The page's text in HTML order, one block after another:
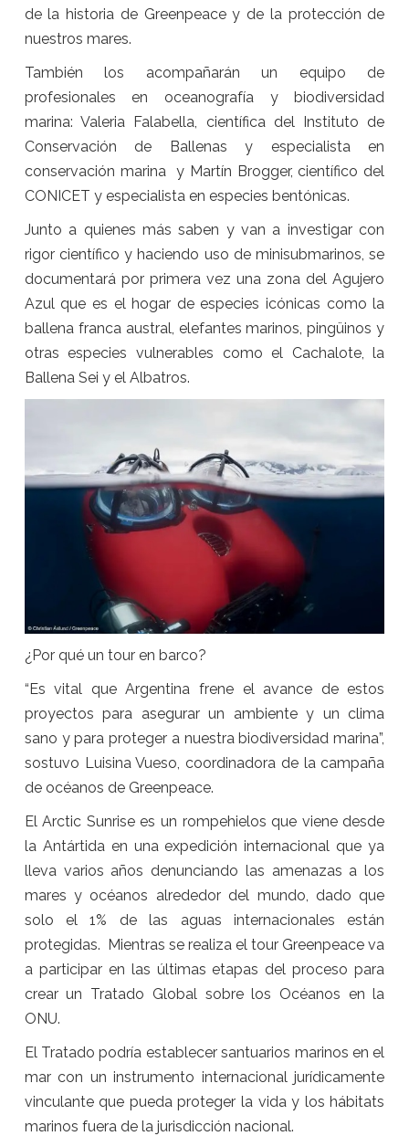
de la historia de Greenpeace y de la protección de
nuestros mares.
También los acompañarán un equipo de
profesionales en oceanografía y biodiversidad
marina: Valeria Falabella, científica del Instituto de
Conservación de Ballenas y especialista en
conservación marina y Martín Brogger, científico del
CONICET y especialista en especies bentónicas.
Junto a quienes más saben y van a investigar con
rigor científico y haciendo uso de minisubmarinos, se
documentará por primera vez una zona del Agujero
Azul que es el hogar de especies icónicas como la
ballena franca austral, elefantes marinos, pingüinos y
otras especies vulnerables como el Cachalote, la
Ballena Sei y el Albatros.
¿Por qué un tour en barco?
“Es vital que Argentina frene el avance de estos
proyectos para asegurar un ambiente y un clima
sano y para proteger a nuestra biodiversidad marina”,
sostuvo Luisina Vueso, coordinadora de la campaña
de océanos de Greenpeace.
El Arctic Sunrise es un rompehielos que viene desde
la Antártida en una expedición internacional que ya
lleva varios años denunciando las amenazas a los
mares y océanos alrededor del mundo, dado que
solo el 1% de las aguas internacionales están
protegidas. Mientras se realiza el tour Greenpeace va
a participar en las últimas etapas del proceso para
crear un Tratado Global sobre los Océanos en la
ONU.
El Tratado podría establecer santuarios marinos en el
mar con un instrumento internacional jurídicamente
vinculante que pueda proteger la vida y los hábitats
marinos fuera de la jurisdicción nacional.